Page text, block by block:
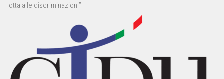
lotta alle discriminazioni”